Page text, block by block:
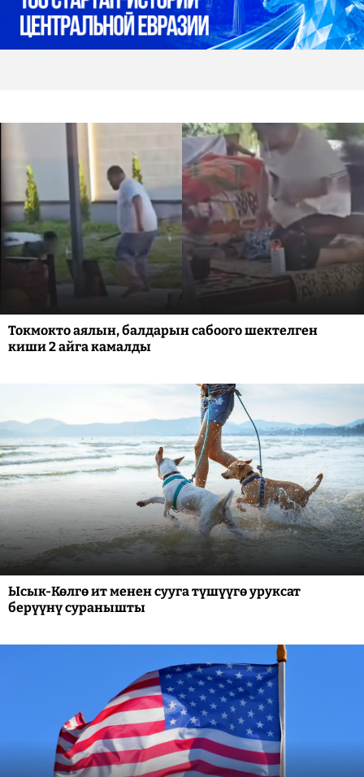
Токмокто аялын, балдарын сабоого шектелген
киши 2 айга камалды
Ысык-Көлгө ит менен сууга түшүүгө уруксат
берүүнү суранышты